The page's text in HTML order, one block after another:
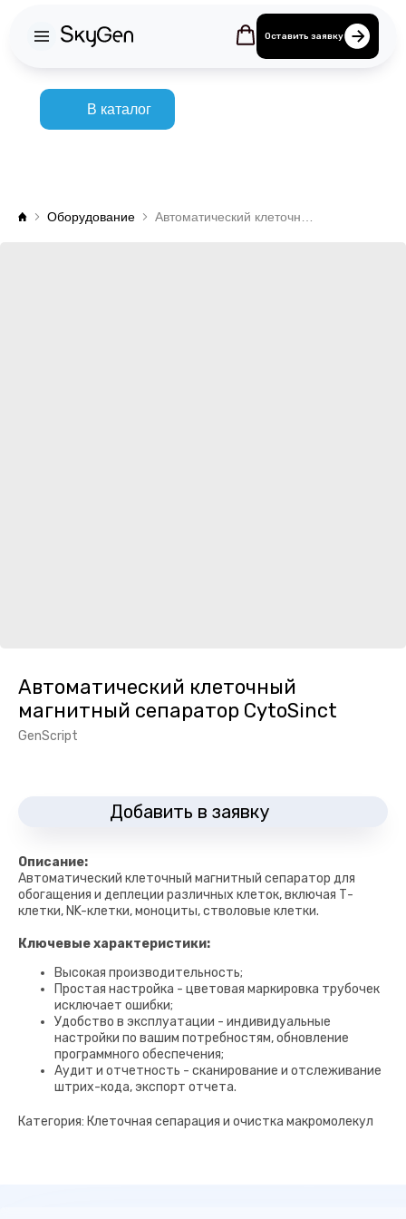
Оставить заявку
В каталог
Оборудование
Автоматический клеточный
магнитный сепаратор CytoSinct
GenScript
Добавить в заявку
Описание:
Автоматический клеточный магнитный сепаратор для
обогащения и деплеции различных клеток, включая Т-
клетки, NK-клетки, моноциты, стволовые клетки.
Ключевые характеристики:
Высокая производительность;
Простая настройка - цветовая маркировка трубочек
исключает ошибки;
Удобство в эксплуатации - индивидуальные
настройки по вашим потребностям, обновление
программного обеспечения;
Аудит и отчетность - сканирование и отслеживание
штрих-кода, экспорт отчета.
Категория: Клеточная сепарация и очистка макромолекул
Подберем
необходимое
под ваши протоколы
ООО "СкайДжин"
Офис в Москве
129085, Москва, ул. Годовикова, д.9 стр.
9, БЦ Калибр
Политика
Клеточная биология
Все права защищены © 2026
Оставить заявку